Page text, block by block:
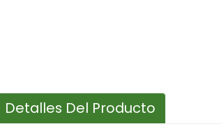
Detalles Del Producto